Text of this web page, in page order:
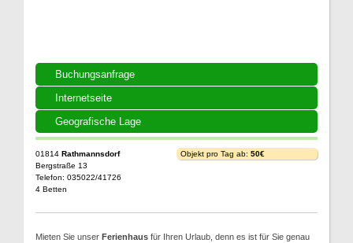
Buchungsanfrage
Internetseite
Geografische Lage
01814 Rathmannsdorf
Bergstraße 13
Telefon: 035022/41726
4 Betten
Objekt pro Tag ab: 50€
Mieten Sie unser Ferienhaus für Ihren Urlaub, denn es ist für Sie genau